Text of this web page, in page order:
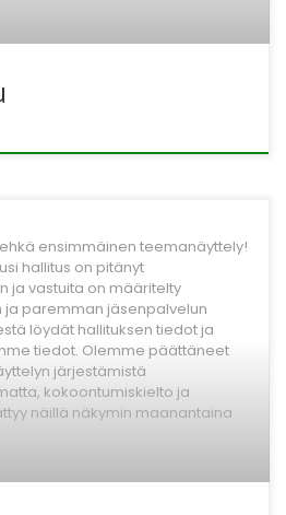
ensimmäinen teemanäyttely!
hallitus on pitänyt
ja vastuita on määritelty
paremman jäsenpalvelun
löydät hallituksen tiedot ja
tiedot. Olemme päättäneet
järjestämistä
kokoontumiskielto ja
näillä näkymin maanantaina